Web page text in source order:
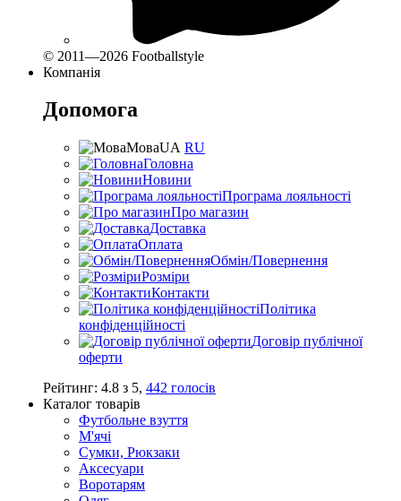
© 2011—2026 Footballstyle
Компанія
Допомога
МоваUA RU
Головна
Новини
Програма лояльності
Про магазин
Доставка
Оплата
Обмін/Повернення
Розміри
Контакти
Політика
конфіденційності
Договір публічної
оферти
Рейтинг: 4.8 з 5, 442 голосів
Каталог товарів
Футбольне взуття
М'ячі
Сумки, Рюкзаки
Аксесуари
Воротарям